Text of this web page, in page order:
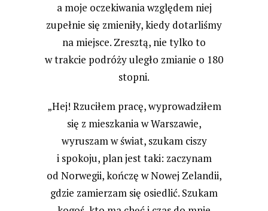
a moje oczekiwania względem niej
zupełnie się zmieniły, kiedy dotarliśmy
na miejsce. Zresztą, nie tylko to
w trakcie podróży uległo zmianie o 180
stopni.
„Hej! Rzuciłem pracę, wyprowadziłem
się z mieszkania w Warszawie,
wyruszam w świat, szukam ciszy
i spokoju, plan jest taki: zaczynam
od Norwegii, kończę w Nowej Zelandii,
gdzie zamierzam się osiedlić. Szukam